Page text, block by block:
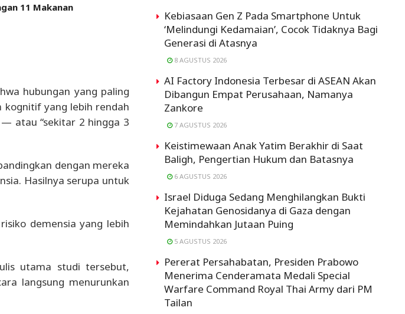
11 Makanan
hubungan yang paling
kognitif yang lebih rendah
atau “sekitar 2 hingga 3
dengan mereka
Hasilnya serupa untuk
demensia yang lebih
utama studi tersebut,
langsung menurunkan
Kebiasaan Gen Z Pada Smartphone Untuk
‘Melindungi Kedamaian’, Cocok Tidaknya Bagi
Generasi di Atasnya
8 AGUSTUS 2026
AI Factory Indonesia Terbesar di ASEAN Akan
Dibangun Empat Perusahaan, Namanya
Zankore
7 AGUSTUS 2026
Keistimewaan Anak Yatim Berakhir di Saat
Baligh, Pengertian Hukum dan Batasnya
6 AGUSTUS 2026
Israel Diduga Sedang Menghilangkan Bukti
Kejahatan Genosidanya di Gaza dengan
Memindahkan Jutaan Puing
5 AGUSTUS 2026
Pererat Persahabatan, Presiden Prabowo
Menerima Cenderamata Medali Special
Warfare Command Royal Thai Army dari PM
Tailan